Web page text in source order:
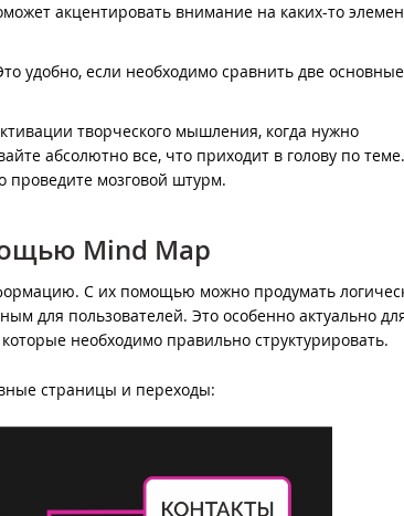
акцентировать внимание на каких-то
удобно, если необходимо сравнить две
творческого мышления, когда нужно
абсолютно все, что приходит в голову по
проведите мозговой штурм.
Mind Map
С их помощью можно продумать
для пользователей. Это особенно актуально
необходимо правильно структурировать.
страницы и переходы: